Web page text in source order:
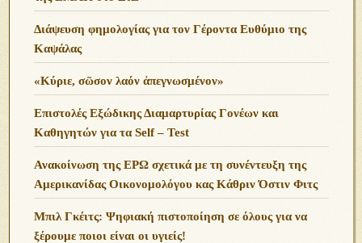
Διάψευση φημολογίας για τον Γέροντα Ευθύμιο της
Καψάλας
«Κύριε, σῶσον λαόν ἀπεγνωσμένον»
Επιστολές Εξώδικης Διαμαρτυρίας Γονέων και
Καθηγητών για τα Self – Test
Ανακοίνωση της ΕΡΩ σχετικά με τη συνέντευξη της
Αμερικανίδας Οικονομολόγου κας Κάθριν Όστιν Φιτς
Μπιλ Γκέιτς: Ψηφιακή πιστοποίηση σε όλους για να
ξέρουμε ποιοι είναι οι υγιείς!